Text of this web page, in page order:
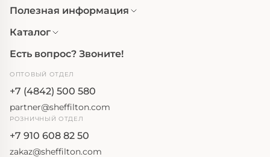
Полезная информация
Каталог
Есть вопрос? Звоните!
ОПТОВЫЙ ОТДЕЛ
+7 (4842) 500 580
partner@sheffilton.com
РОЗНИЧНЫЙ ОТДЕЛ
+7 910 608 82 50
zakaz@sheffilton.com